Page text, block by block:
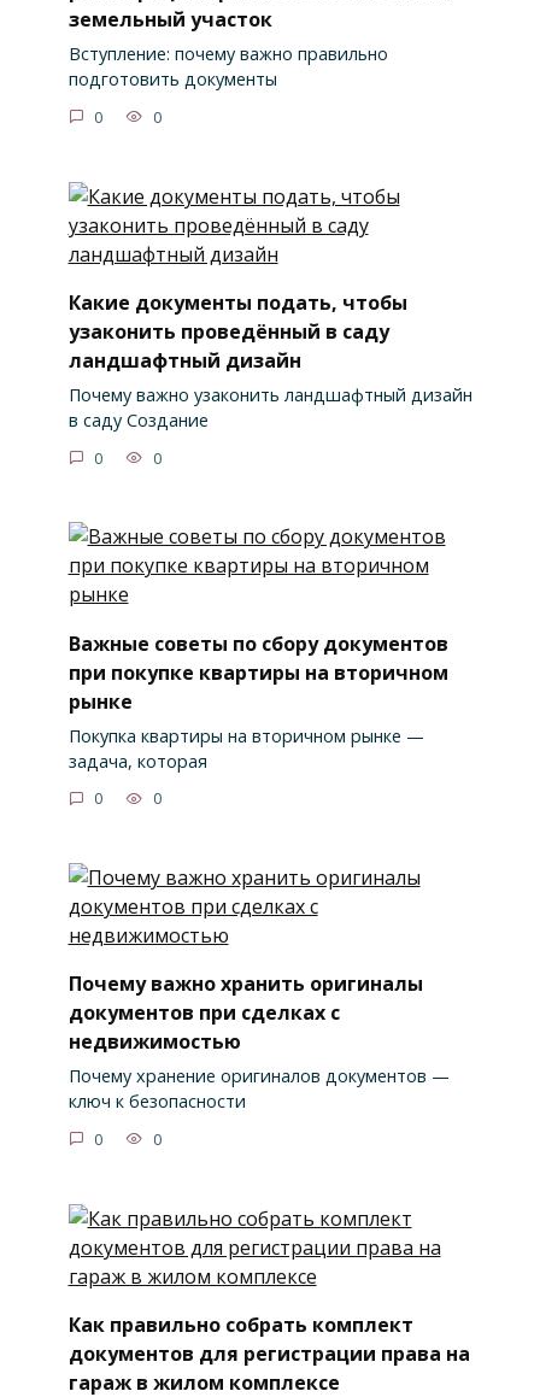
земельный участок
Вступление: почему важно правильно
подготовить документы
0 0
Какие документы подать, чтобы
узаконить проведённый в саду
ландшафтный дизайн
Почему важно узаконить ландшафтный дизайн
в саду Создание
0 0
Важные советы по сбору документов
при покупке квартиры на вторичном
рынке
Покупка квартиры на вторичном рынке —
задача, которая
0 0
Почему важно хранить оригиналы
документов при сделках с
недвижимостью
Почему хранение оригиналов документов —
ключ к безопасности
0 0
Как правильно собрать комплект
документов для регистрации права на
гараж в жилом комплексе